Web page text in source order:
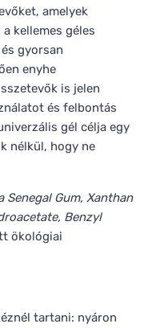
amelyek
kellemes géles
gyorsan
enyhe
is jelen
és felbontás
gél célja egy
nélkül, hogy ne
Senegal Gum, Xanthan
Benzyl
ökológiai
tartani: nyáron